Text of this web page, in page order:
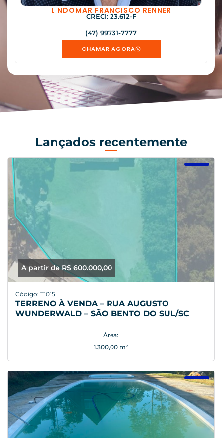
LINDOMAR FRANCISCO RENNER
CRECI: 23.612-F
(47) 99731-7777
CHAMAR AGORA
Lançados recentemente
A partir de R$ 600.000,00
Código: T1015
TERRENO À VENDA – RUA AUGUSTO
WUNDERWALD – SÃO BENTO DO SUL/SC
Área:
1.300,00 m²